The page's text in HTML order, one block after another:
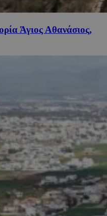
Άγιος Αθανάσιος,